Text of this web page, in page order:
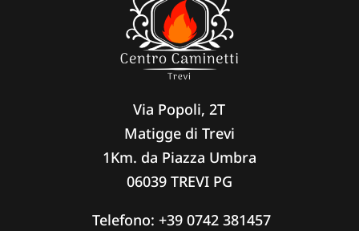
Via Popoli, 2T
Matigge di Trevi
1Km. da Piazza Umbra
06039 TREVI PG
Telefono: +39 0742 381457